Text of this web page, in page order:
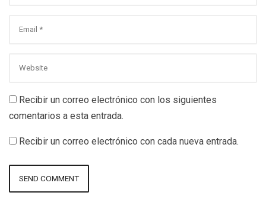
Recibir un correo electrónico con los siguientes
comentarios a esta entrada.
Recibir un correo electrónico con cada nueva entrada.